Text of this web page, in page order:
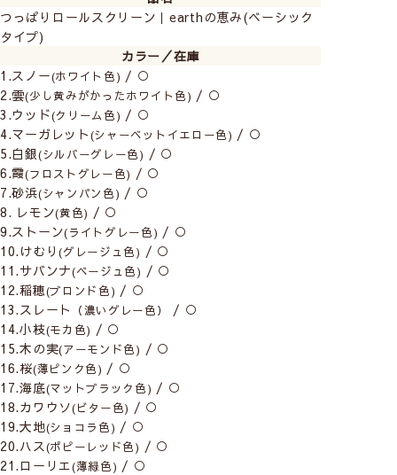
つっぱりロールスクリーン｜earthの恵み(ベーシック
タイプ)
カラー／在庫
1.スノー(ホワイト色) / ○
2.雲(少し黄みがかったホワイト色) / ○
3.ウッド(クリーム色) / ○
4.マーガレット(シャーベットイエロー色) / ○
5.白銀(シルバーグレー色) / ○
6.霞(フロストグレー色) / ○
7.砂浜(シャンパン色) / ○
8. レモン(黄色) / ○
9.ストーン(ライトグレー色) / ○
10.けむり(グレージュ色) / ○
11.サバンナ(ベージュ色) / ○
12.稲穂(ブロンド色) / ○
13.スレート
（濃いグレー色）
/ ○
14.小枝(モカ色) / ○
15.木の実(アーモンド色) / ○
16.桜(薄ピンク色) / ○
17.海底(マットブラック色) / ○
18.カワウソ(ビター色) / ○
19.大地(ショコラ色) / ○
20.ハス(ポピーレッド色) / ○
21.ローリエ(薄緑色) / ○